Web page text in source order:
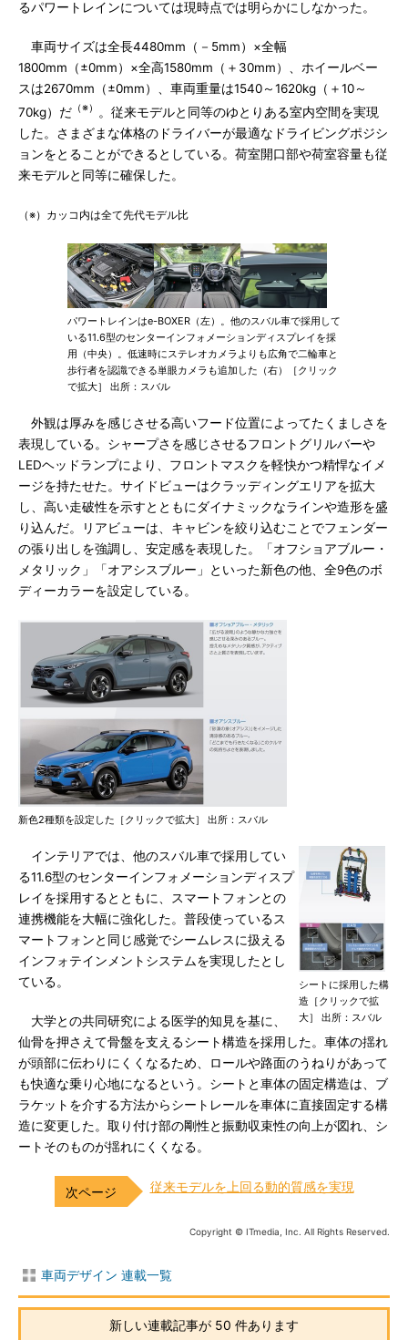
るパワートレインについては現時点では明らかにしなかった。
車両サイズは全長4480mm（－5mm）×全幅
1800mm（±0mm）×全高1580mm（＋30mm）、ホイールベー
スは2670mm（±0mm）、車両重量は1540～1620kg（＋10～
70kg）だ （※）
。従来モデルと同等のゆとりある室内空間を実現
した。さまざまな体格のドライバーが最適なドライビングポジシ
ョンをとることができるとしている。荷室開口部や荷室容量も従
来モデルと同等に確保した。
（※）カッコ内は全て先代モデル比
パワートレインはe-BOXER（左）。他のスバル車で採用して
いる11.6型のセンターインフォメーションディスプレイを採
用（中央）。低速時にステレオカメラよりも広角で二輪車と
歩行者を認識できる単眼カメラも追加した（右）［クリック
で拡大］ 出所：スバル
外観は厚みを感じさせる高いフード位置によってたくましさを
表現している。シャープさを感じさせるフロントグリルバーや
LEDヘッドランプにより、フロントマスクを軽快かつ精悍なイメ
ージを持たせた。サイドビューはクラッディングエリアを拡大
し、高い走破性を示すとともにダイナミックなラインや造形を盛
り込んだ。リアビューは、キャビンを絞り込むことでフェンダー
の張り出しを強調し、安定感を表現した。「オフショアブルー・
メタリック」「オアシスブルー」といった新色の他、全9色のボ
ディーカラーを設定している。
新色2種類を設定した［クリックで拡大］ 出所：スバル
シートに採用した構
造［クリックで拡
大］ 出所：スバル
インテリアでは、他のスバル車で採用してい
る11.6型のセンターインフォメーションディスプ
レイを採用するとともに、スマートフォンとの
連携機能を大幅に強化した。普段使っているス
マートフォンと同じ感覚でシームレスに扱える
インフォテインメントシステムを実現したとし
ている。
大学との共同研究による医学的知見を基に、
仙骨を押さえて骨盤を支えるシート構造を採用した。車体の揺れ
が頭部に伝わりにくくなるため、ロールや路面のうねりがあって
も快適な乗り心地になるという。シートと車体の固定構造は、ブ
ラケットを介する方法からシートレールを車体に直接固定する構
造に変更した。取り付け部の剛性と振動収束性の向上が図れ、シ
ートそのものが揺れにくくなる。
従来モデルを上回る動的質感を実現
Copyright © ITmedia, Inc. All Rights Reserved.
車両デザイン 連載一覧
新しい連載記事が 50 件あります